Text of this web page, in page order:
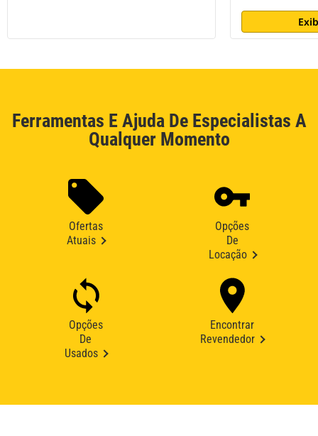
Ferramentas E Ajuda De Especialistas A
Qualquer Momento
Ofertas
Atuais
Opções
De
Locação
Opções
De
Usados
Encontrar
Revendedor